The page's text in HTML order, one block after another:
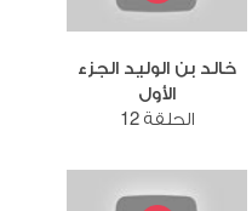
خالد بن الوليد الجزء
الأول
الحلقة 12